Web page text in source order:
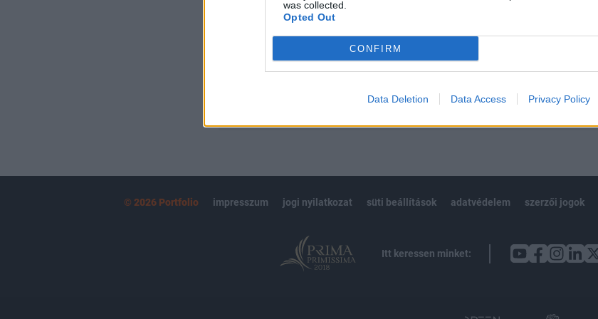
was collected.
Opted Out
CONFIRM
Data Deletion Data Access Privacy Policy
kötéslistái
Előfizetés
MÁR ELŐFIZETŐNK VAGY? BEJELENTKEZÉS
© 2026 Portfolio impresszum jogi nyilatkozat süti beállítások adatvédelem szerzői jogok
Itt keressen minket: